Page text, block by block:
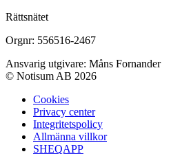
Rättsnätet
Orgnr: 556516-2467
Ansvarig utgivare: Måns Fornander
© Notisum AB 2026
Cookies
Privacy center
Integritetspolicy
Allmänna villkor
SHEQAPP